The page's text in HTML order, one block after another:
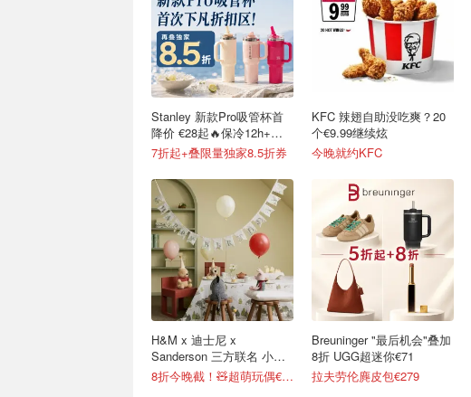
Stanley 新款Pro吸管杯首
降价 €28起🔥保冷12h+，
便携不漏水
7折起+叠限量独家8.5折券
H&M x 迪士尼 x
Sanderson 三方联名 小熊
维尼系列太治愈
8折今晚截！🧸超萌玩偶€12
KFC 辣翅自助没吃爽？20
个€9.99继续炫
今晚就约KFC
Breuninger "最后机会"叠加
8折 UGG超迷你€71
拉夫劳伦麂皮包€279